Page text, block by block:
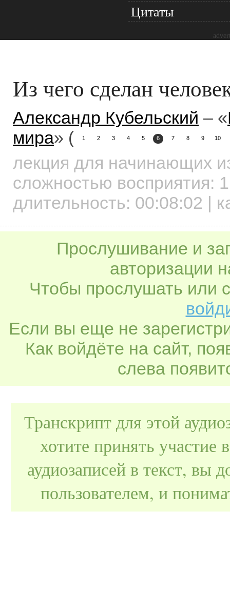
Цитаты
Из чего сделан
Александр Кубельский – «
мира» ( 1 2 3 4 5 6 7 8 9 10
лекция для начинающих
сложностью восприятия: 1
длительность: 00:08:02 |
Прослушивание и
авторизации
Чтобы прослушать или
Если вы еще не
Как войдёте на сайт,
слева
Транскрипт для этой
хотите принять
аудиозаписей в текст, вы
пользователем, и